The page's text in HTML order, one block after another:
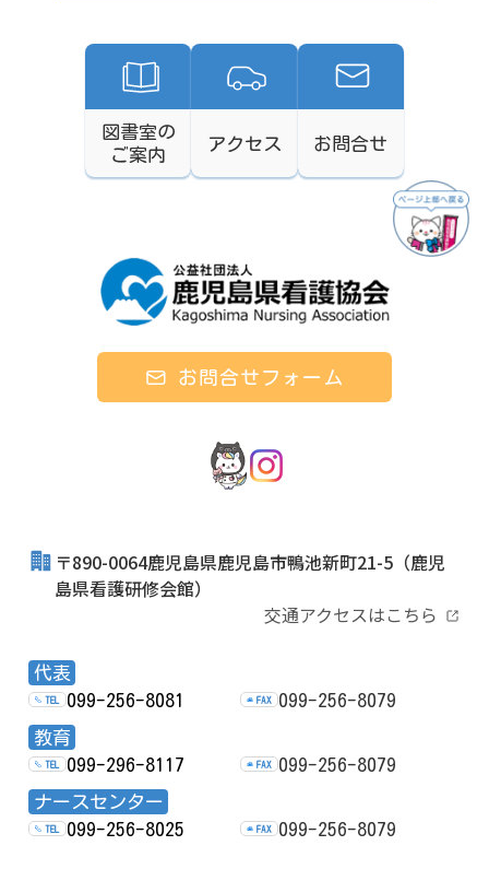
図書室の
ご案内
アクセス お問合せ
お問合せフォーム
〒890-0064鹿児島県鹿児島市鴨池新町21-5 （鹿児
島県看護研修会館）
交通アクセスはこちら
代表
TEL 099-256-8081 FAX
099-256-8079
教育
TEL 099-296-8117 FAX
099-256-8079
ナースセンター
TEL 099-256-8025 FAX 099-256-8079